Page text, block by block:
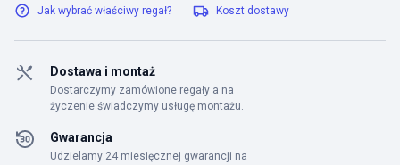
Jak wybrać właściwy regał? Koszt dostawy
Dostawa i montaż
Dostarczymy zamówione regały a na
życzenie świadczymy usługę montażu.
Gwarancja
Udzielamy 24 miesięcznej gwarancji na